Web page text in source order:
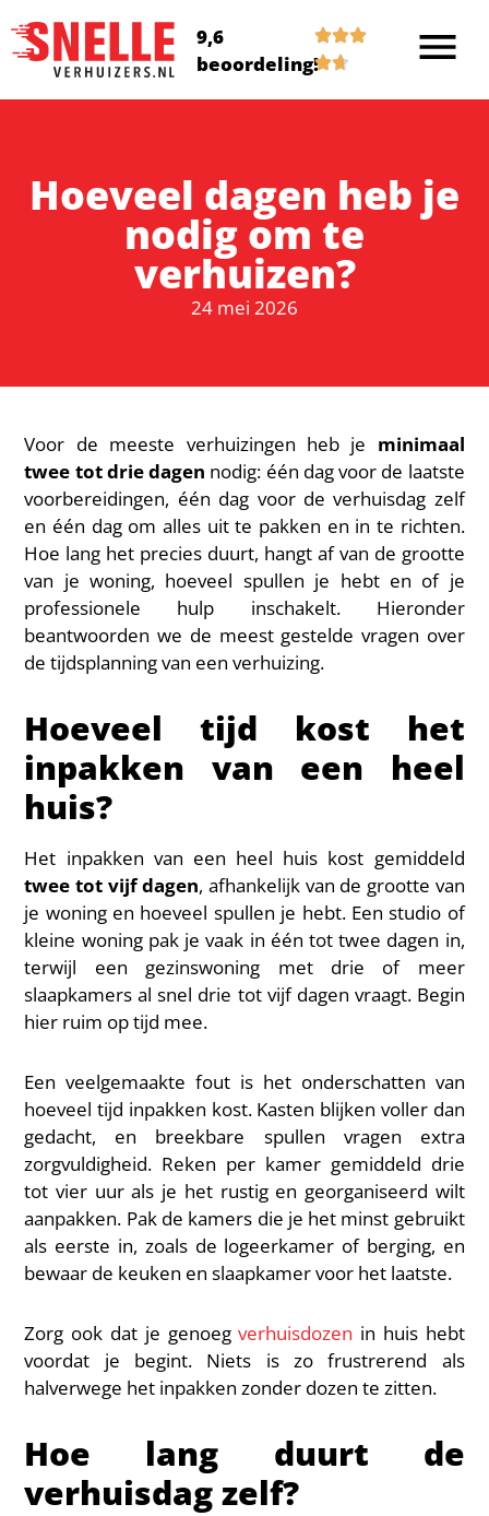
9,6
beoordeling!
Hoeveel dagen heb je
nodig om te
verhuizen?
24 mei 2026
Voor de meeste verhuizingen heb je minimaal
twee tot drie dagen nodig: één dag voor de laatste
voorbereidingen, één dag voor de verhuisdag zelf
en één dag om alles uit te pakken en in te richten.
Hoe lang het precies duurt, hangt af van de grootte
van je woning, hoeveel spullen je hebt en of je
professionele hulp inschakelt. Hieronder
beantwoorden we de meest gestelde vragen over
de tijdsplanning van een verhuizing.
Hoeveel tijd kost het
inpakken van een heel
huis?
Het inpakken van een heel huis kost gemiddeld
twee tot vijf dagen, afhankelijk van de grootte van
je woning en hoeveel spullen je hebt. Een studio of
kleine woning pak je vaak in één tot twee dagen in,
terwijl een gezinswoning met drie of meer
slaapkamers al snel drie tot vijf dagen vraagt. Begin
hier ruim op tijd mee.
Een veelgemaakte fout is het onderschatten van
hoeveel tijd inpakken kost. Kasten blijken voller dan
gedacht, en breekbare spullen vragen extra
zorgvuldigheid. Reken per kamer gemiddeld drie
tot vier uur als je het rustig en georganiseerd wilt
aanpakken. Pak de kamers die je het minst gebruikt
als eerste in, zoals de logeerkamer of berging, en
bewaar de keuken en slaapkamer voor het laatste.
Zorg ook dat je genoegverhuisdozen in huis hebt
voordat je begint. Niets is zo frustrerend als
halverwege het inpakken zonder dozen te zitten.
Hoe lang duurt de
verhuisdag zelf?